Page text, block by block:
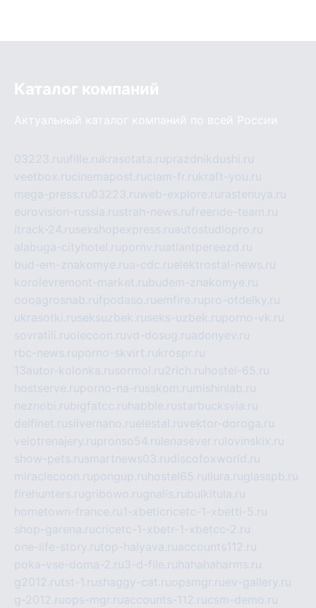
Каталог компаний
Актуальный каталог компаний по всей России
03223.ruufille.rukrasotata.ruprazdnikdushi.ru
veetbox.rucinemapost.ruciam-fr.rukraft-you.ru
mega-press.ru03223.ruweb-explore.ru rastenuya.ru
eurovision-russia.rustrah-news.rufreeride-team.ru
itrack-24.rusexshopexpress.ruautostudiopro.ru
alabuga-cityhotel.rupornv.ruatlantpereezd.ru
bud-em-znakomye.rua-cdc.ruelektrostal-news.ru
korolevremont-market.rubudem-znakomye.ru
oooagrosnab.rufpodaso.ruemfire.rupro-otdelky.ru
ukrasotki.ruseksuzbek.ruseks-uzbek.ruporno-vk.ru
sovratili.ruolecoon.ruvd-dosug.ruadonyev.ru
rbc-news.ruporno-skvirt.rukrospr.ru
13autor-kolonka.rusormol.ru2rich.ru hostel-65.ru
hostserve.ruporno-na-russkom.ru mishinlab.ru
neznobi.rubigfatcc.ru habble.rustarbucksvia.ru
delfinet.rusilvernano.ruelestal.ruvektor-doroga.ru
velotrenajery.rupronso54.ru lenasever.ru lovinskix.ru
show-pets.rusmartnews03.rudiscofoxworld.ru
miraclecoon.rupongup.ru hostel65.ru liura.ruglasspb.ru
firehunters.rugribowo.rugnalis.rubulkitula.ru
hometown-france.ru1-xbeticricetc-1-xbetti-5.ru
shop-garena.rucricetc-1-xbetr-1-xbetcc-2.ru
one-life-story.rutop-halyava.ruaccounts112.ru
poka-vse-doma-2.ru3-d-file.ru hahahaharms.ru
g2012.rutst-1.rushaggy-cat.ruopsmgr.ruev-gallery.ru
g-2012.ruops-mgr.ruaccounts-112.rucsm-demo.ru